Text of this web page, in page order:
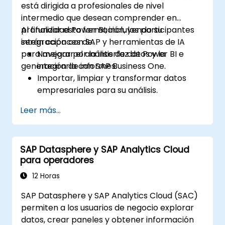
está dirigida a profesionales de nivel
intermedio que desean comprender en
profundidad Power BI, incluyendo su
integración con SAP y herramientas de IA
para mejorar el análisis de datos y la
generación de informes.
Al finalizar esta formación, los participantes
serán capaces de:
Navegar por la interfaz de Power BI e
integrarla con SAP Business One.
Importar, limpiar y transformar datos
empresariales para su análisis.
aplicar DAX para obtener ideas
detalladas.
Crear visualizaciones e informes
interactivos atractivos.
Aprovechar herramientas de IA como
Copilot y ChatGPT para mejorar los
Publicar, compartir y gestionar informes
de Power BI de manera eficaz.
Leer más...
SAP Datasphere y SAP Analytics Cloud
para operadores
12 Horas
SAP Datasphere y SAP Analytics Cloud (SAC)
permiten a los usuarios de negocio explorar
datos, crear paneles y obtener información